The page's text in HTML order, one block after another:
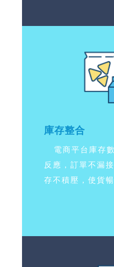
庫存整合
電商平台庫存
反應，訂單不漏
存不積壓，使貨